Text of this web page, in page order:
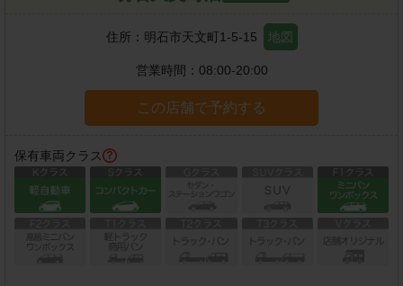
住所： 明石市天文町1-5-15 地図
営業時間： 08:00-20:00
この店舗で予約する
保有車両クラス